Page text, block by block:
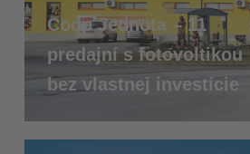
Coop Jednota – 11
predajní s fotovoltikou
bez vlastnej investície